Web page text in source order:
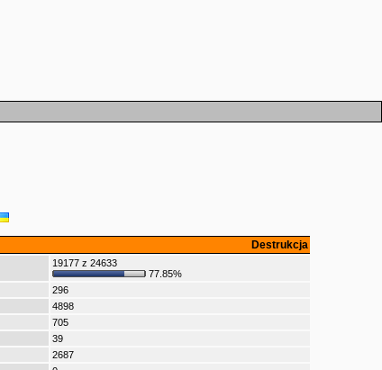
Destrukcja
19177 z 24633
77.85%
296
4898
705
39
2687